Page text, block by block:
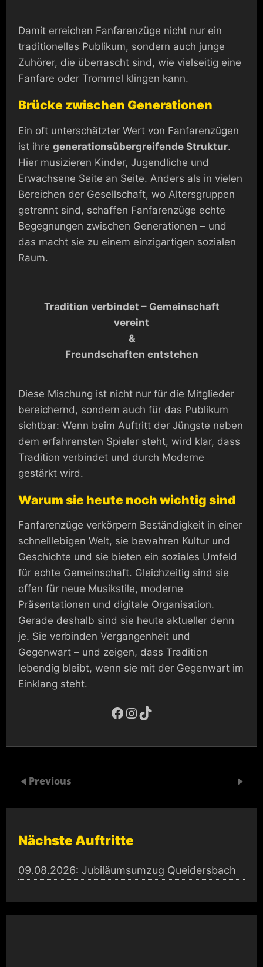
Damit erreichen Fanfarenzüge nicht nur ein
traditionelles Publikum, sondern auch junge
Zuhörer, die überrascht sind, wie vielseitig eine
Fanfare oder Trommel klingen kann.
Brücke zwischen Generationen
Ein oft unterschätzter Wert von Fanfarenzügen
ist ihre generationsübergreifende Struktur.
Hier musizieren Kinder, Jugendliche und
Erwachsene Seite an Seite. Anders als in vielen
Bereichen der Gesellschaft, wo Altersgruppen
getrennt sind, schaffen Fanfarenzüge echte
Begegnungen zwischen Generationen – und
das macht sie zu einem einzigartigen sozialen
Raum.
Tradition verbindet – Gemeinschaft
vereint
&
Freundschaften entstehen
Diese Mischung ist nicht nur für die Mitglieder
bereichernd, sondern auch für das Publikum
sichtbar: Wenn beim Auftritt der Jüngste neben
dem erfahrensten Spieler steht, wird klar, dass
Tradition verbindet und durch Moderne
gestärkt wird.
Warum sie heute noch wichtig sind
Fanfarenzüge verkörpern Beständigkeit in einer
schnelllebigen Welt, sie bewahren Kultur und
Geschichte und sie bieten ein soziales Umfeld
für echte Gemeinschaft. Gleichzeitig sind sie
offen für neue Musikstile, moderne
Präsentationen und digitale Organisation.
Gerade deshalb sind sie heute aktueller denn
je. Sie verbinden Vergangenheit und
Gegenwart – und zeigen, dass Tradition
lebendig bleibt, wenn sie mit der Gegenwart im
Einklang steht.
Facebook
Instagram
TikTok
Previous
Nächste Auftritte
09.08.2026: Jubiläumsumzug Queidersbach